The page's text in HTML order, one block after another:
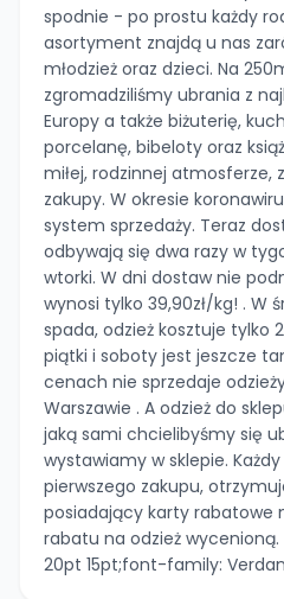
spodnie - po prostu każdy
asortyment znajdą u nas
młodzież oraz dzieci. Na
zgromadziliśmy ubrania z
Europy a także biżuterię,
porcelanę, bibeloty oraz
miłej, rodzinnej atmosferze,
zakupy. W okresie
system sprzedaży. Teraz
odbywają się dwa razy w
wtorki. W dni dostaw nie
wynosi tylko 39,90zł/kg! . W
spada, odzież kosztuje tylko
piątki i soboty jest jeszcze
cenach nie sprzedaje
Warszawie . A odzież do
jaką sami chcielibyśmy się
wystawiamy w sklepie.
pierwszego zakupu,
posiadający karty rabatowe
rabatu na odzież
20pt 15pt;font-family: